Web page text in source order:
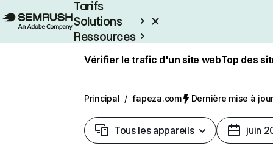
Tarifs
Solutions
Ressources
Vérifier le trafic d'un site webTop des
Principal / fapeza.com Dernière mise à
Tous les appareils juin